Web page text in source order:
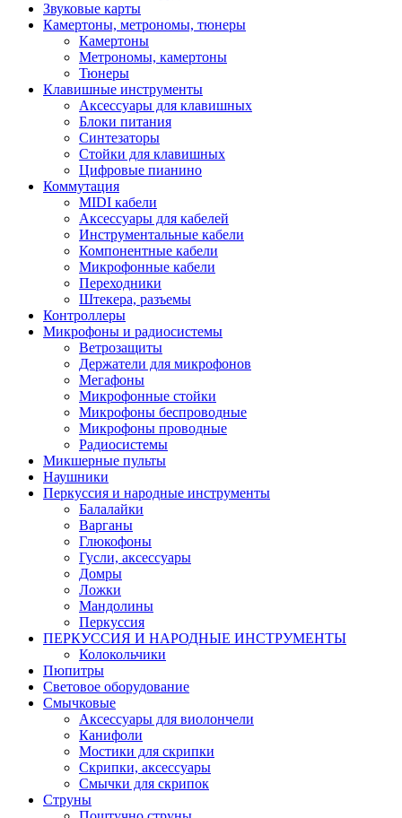
Звуковые карты
Камертоны, метрономы, тюнеры
Камертоны
Метрономы, камертоны
Тюнеры
Клавишные инструменты
Аксессуары для клавишных
Блоки питания
Синтезаторы
Стойки для клавишных
Цифровые пианино
Коммутация
MIDI кабели
Аксессуары для кабелей
Инструментальные кабели
Компонентные кабели
Микрофонные кабели
Переходники
Штекера, разъемы
Контроллеры
Микрофоны и радиосистемы
Ветрозащиты
Держатели для микрофонов
Мегафоны
Микрофонные стойки
Микрофоны беспроводные
Микрофоны проводные
Радиосистемы
Микшерные пульты
Наушники
Перкуссия и народные инструменты
Балалайки
Варганы
Глюкофоны
Гусли, аксессуары
Домры
Ложки
Мандолины
Перкуссия
ПЕРКУССИЯ И НАРОДНЫЕ ИНСТРУМЕНТЫ
Колокольчики
Пюпитры
Световое оборудование
Смычковые
Аксессуары для виолончели
Канифоли
Мостики для скрипки
Скрипки, аксессуары
Смычки для скрипок
Струны